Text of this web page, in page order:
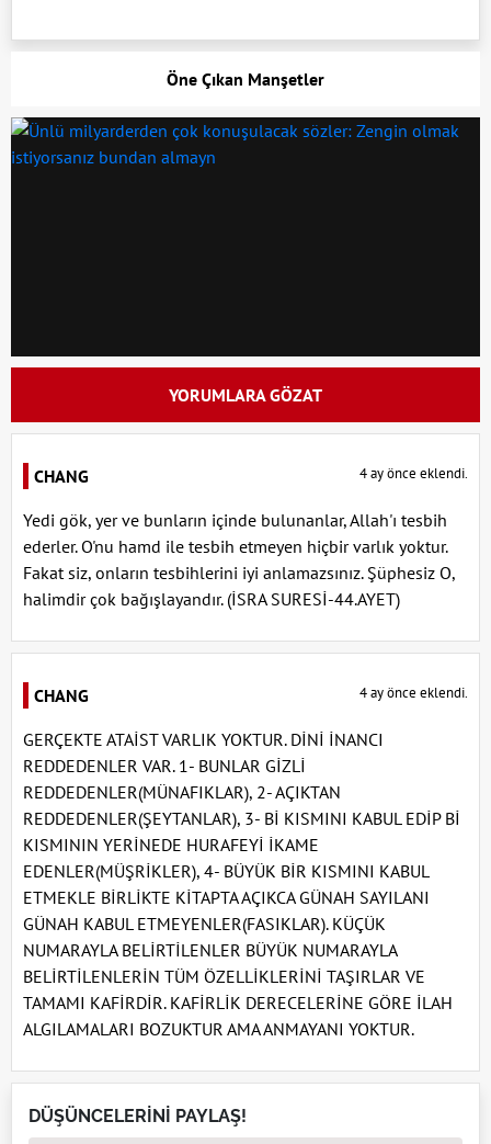
Öne Çıkan Manşetler
YORUMLARA GÖZAT
CHANG 4 ay önce eklendi.
Yedi gök, yer ve bunların içinde bulunanlar, Allah'ı tesbih
ederler. O'nu hamd ile tesbih etmeyen hiçbir varlık yoktur.
Fakat siz, onların tesbihlerini iyi anlamazsınız. Şüphesiz O,
halimdir çok bağışlayandır. (İSRA SURESİ-44.AYET)
CHANG 4 ay önce eklendi.
GERÇEKTE ATAİST VARLIK YOKTUR. DİNİ İNANCI
REDDEDENLER VAR. 1- BUNLAR GİZLİ
REDDEDENLER(MÜNAFIKLAR), 2- AÇIKTAN
REDDEDENLER(ŞEYTANLAR), 3- Bİ KISMINI KABUL EDİP Bİ
KISMININ YERİNEDE HURAFEYİ İKAME
EDENLER(MÜŞRİKLER), 4- BÜYÜK BİR KISMINI KABUL
ETMEKLE BİRLİKTE KİTAPTA AÇIKCA GÜNAH SAYILANI
GÜNAH KABUL ETMEYENLER(FASIKLAR). KÜÇÜK
NUMARAYLA BELİRTİLENLER BÜYÜK NUMARAYLA
BELİRTİLENLERİN TÜM ÖZELLİKLERİNİ TAŞIRLAR VE
TAMAMI KAFİRDİR. KAFİRLİK DERECELERİNE GÖRE İLAH
ALGILAMALARI BOZUKTUR AMA ANMAYANI YOKTUR.
DÜŞÜNCELERİNİ PAYLAŞ!